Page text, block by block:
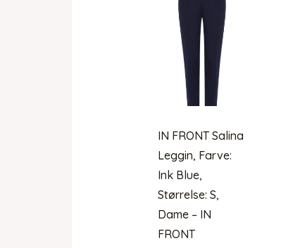
IN FRONT Salina
Leggin, Farve:
Ink Blue,
Størrelse: S,
Dame – IN
FRONT